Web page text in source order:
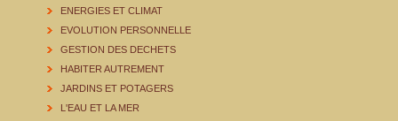
ENERGIES ET CLIMAT
EVOLUTION PERSONNELLE
GESTION DES DECHETS
HABITER AUTREMENT
JARDINS ET POTAGERS
L'EAU ET LA MER